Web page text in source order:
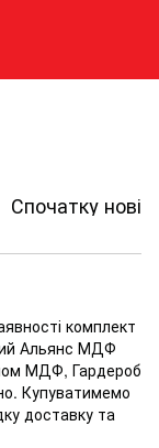
Спочатку нові
комплект
Альянс МДФ
МДФ, Гардероб
Купуватимемо
доставку та